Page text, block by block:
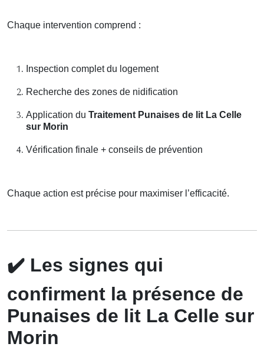
Chaque intervention comprend :
Inspection complet du logement
Recherche des zones de nidification
Application du Traitement Punaises de lit La Celle
sur Morin
Vérification finale + conseils de prévention
Chaque action est précise pour maximiser l’efficacité.
✔️ Les signes qui
confirment la présence de
Punaises de lit La Celle sur
Morin